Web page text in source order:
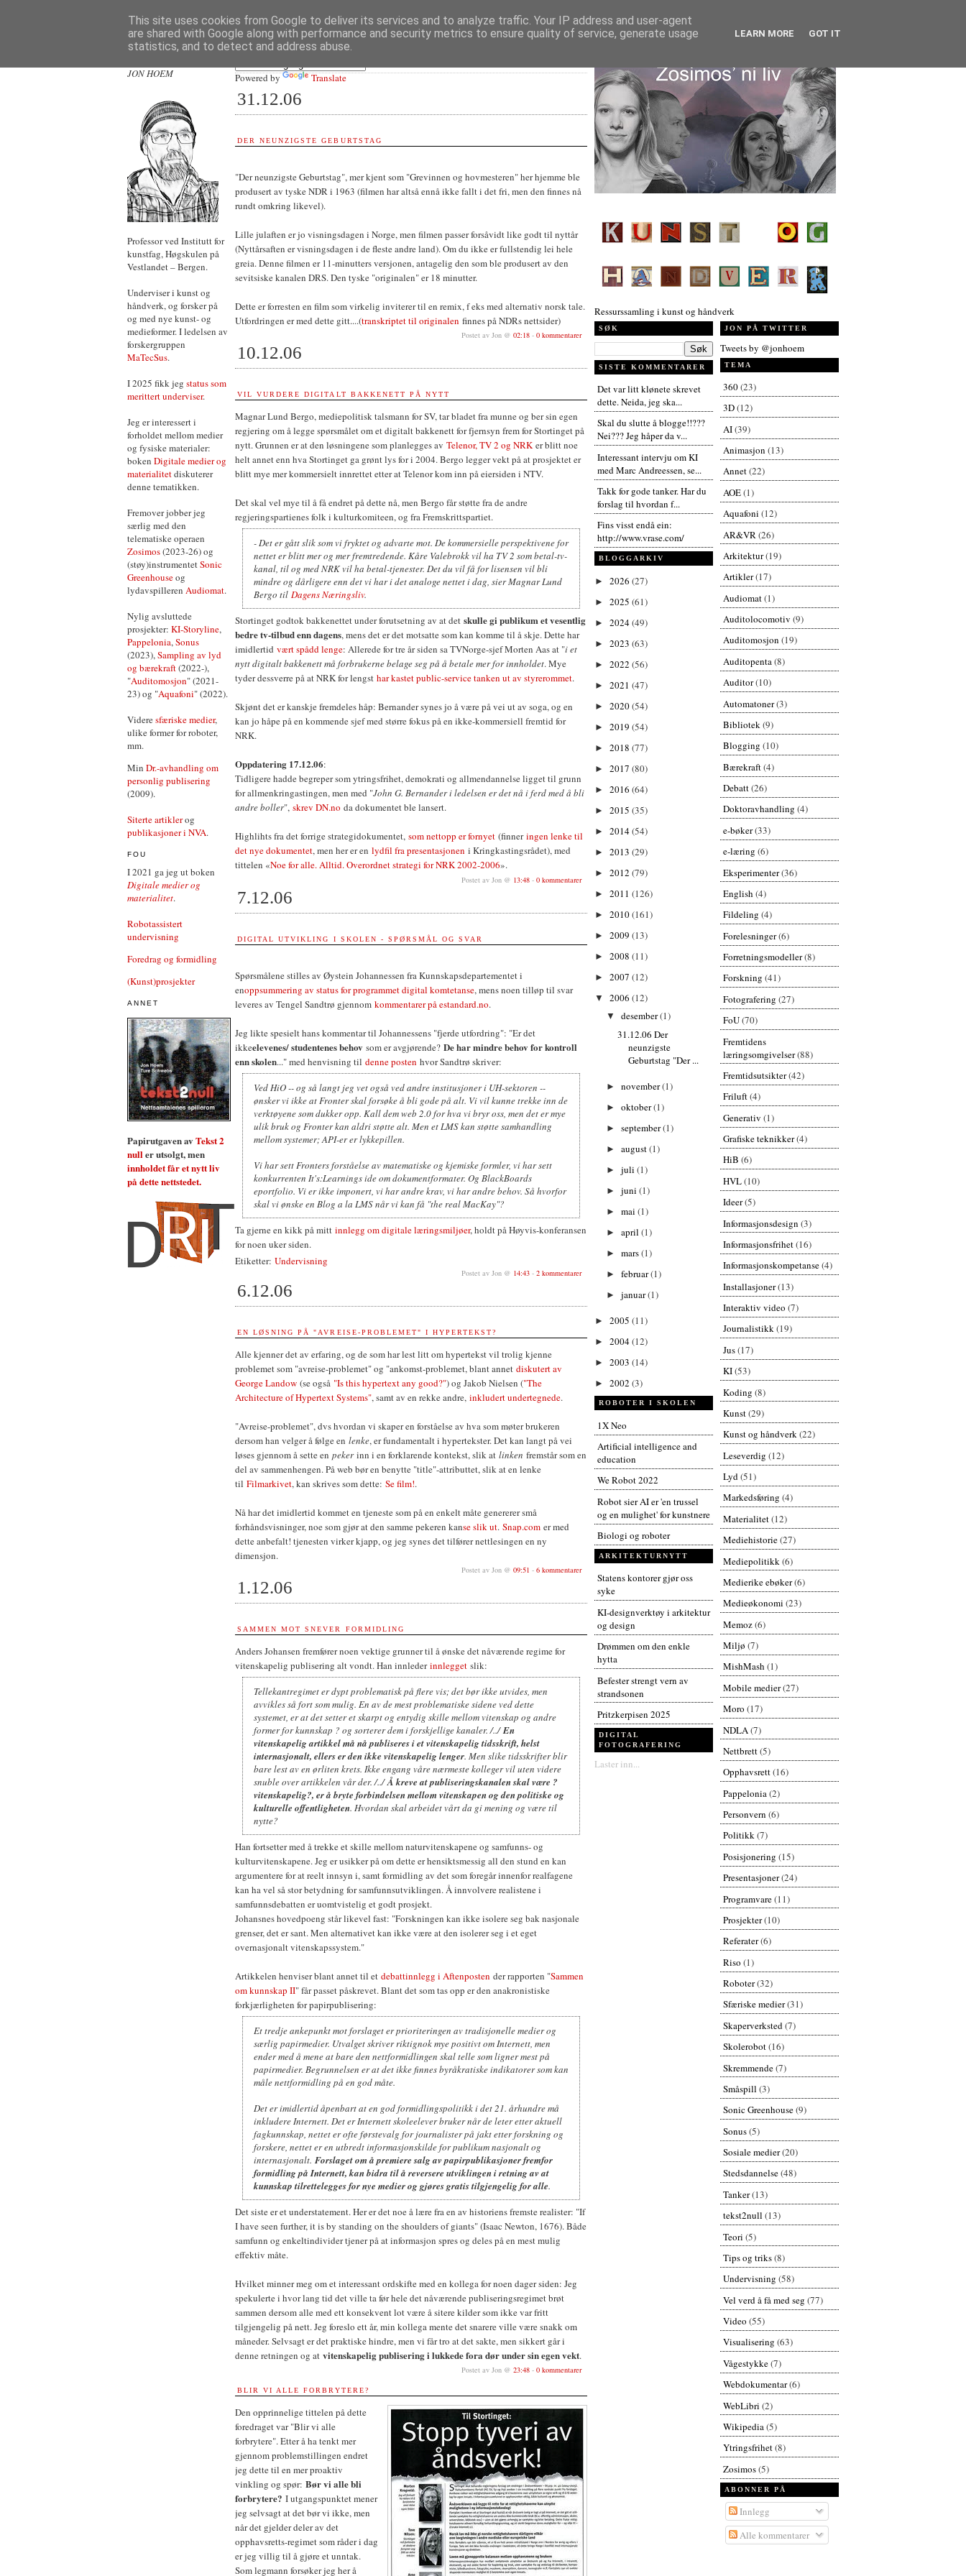
JON HOEM
Professor ved Institutt for
kunstfag, Høgskulen på
Vestlandet – Bergen.
Underviser i kunst og
håndverk, og forsker på
og med nye kunst- og
medieformer. I ledelsen av
forskergruppen
MaTecSus.
I 2025 fikk jeg status som
merittert underviser.
Jeg er interessert i
forholdet mellom medier
og fysiske materialer:
boken Digitale medier og
materialitetdiskuterer
denne tematikken.
Fremover jobber jeg
særlig med den
telematiske operaen
Zosimos(2023-26) og
(støy)instrumentetSonic
Greenhouseog
lydavspilleren Audiomat.
Nylig avsluttede
prosjekter: KI-Storyline,
Pappelonia,Sonus
(2023),Sampling av lyd
og bærekraft(2022-),
"Auditomosjon" (2021-
23) og "Aquafoni" (2022).
Videresfæriske medier,
ulike former for roboter,
mm.
Min Dr.-avhandling om
personlig publisering
(2009).
Siterte artiklerog
publikasjoner i NVA.
FOU
I 2021 ga jeg ut boken
Digitale medier og
materialitet.
Robotassistert
undervisning
Foredrag og formidling
(Kunst)prosjekter
ANNET
Papirutgaven av Tekst 2
nuller utsolgt, men
innholdet får et nytt liv
på dette nettstedet.
Powered by Translate
31.12.06
DER NEUNZIGSTE GEBURTSTAG
"Der neunzigste Geburtstag", mer kjent som "Grevinnen og hovmesteren" her hjemme ble
produsert av tyske NDR i 1963 (filmen har altså ennå ikke fallt i det fri, men den finnes nå
rundt omkring likevel).
Lille julaften er jo visningsdagen i Norge, men filmen passer forsåvidt like godt til nyttår
(Nyttårsaften er visningsdagen i de fleste andre land). Om du ikke er fullstendig lei hele
greia. Denne filmen er 11-minutters versjonen, antagelig den som ble produsert av den
sevitsiske kanalen DRS. Den tyske "originalen" er 18 minutter.
Dette er forresten en film som virkelig inviterer til en remix, f eks med alternativ norsk tale.
Utfordringen er med dette gitt....(transkriptet til originalen finnes på NDRs nettsider)
Postet av Jon @ 02:18 - 0 kommentarer
10.12.06
VIL VURDERE DIGITALT BAKKENETT PÅ NYTT
Magnar Lund Bergo, mediepolitisk talsmann for SV, tar bladet fra munne og ber sin egen
regjering om å legge spørsmålet om et digitalt bakkenett for fjernsyn frem for Stortinget på
nytt. Grunnen er at den løsningene som planlegges av Telenor, TV 2 og NRKer blitt noe
helt annet enn hva Stortinget ga grønt lys for i 2004. Bergo legger vekt på at prosjektet er
blitt mye mer kommersielt innrettet etter at Telenor kom inn på eiersiden i NTV.
Det skal vel mye til å få endret på dette nå, men Bergo får støtte fra de andre
regjeringspartienes folk i kulturkomiteen, og fra Fremskrittspartiet.
- Det er gått slik som vi fryktet og advarte mot. De kommersielle perspektivene for
nettet er blitt mer og mer fremtredende. Kåre Valebrokk vil ha TV 2 som betal-tv-
kanal, til og med NRK vil ha betal-tjenester. Det du vil få for lisensen vil bli
mindre og dårligere enn det vi har i det analoge nettet i dag, sier Magnar Lund
Bergo til Dagens Næringsliv.
Stortinget godtok bakkenettet under forutsetning av at det skulle gi publikum et vesentlig
bedre tv-tilbud enn dagens, mens det er det motsatte som kan komme til å skje. Dette har
imidlertid vært spådd lenge: Allerede for tre år siden sa TVNorge-sjef Morten Aas at "i et
nytt digitalt bakkenett må forbrukerne belage seg på å betale mer for innholdet. Mye
tyder dessverre på at NRK for lengst har kastet public-service tanken ut av styrerommet.
Skjønt det er kanskje fremdeles håp: Bernander synes jo å være på vei ut av soga, og en
kan jo håpe på en kommende sjef med større fokus på en ikke-kommersiell fremtid for
NRK.
Oppdatering 17.12.06:
Tidligere hadde begreper som ytringsfrihet, demokrati og allmendannelse ligget til grunn
for allmenkringastingen, men med "John G. Bernander i ledelsen er det nå i ferd med å bli
andre boller", skrev DN.no da dokumentet ble lansert.
Highlihts fra det forrige strategidokumentet, som nettopp er fornyet (finneringen lenke til
det nye dokumentet, men her er en lydfil fra presentasjonen i Kringkastingsrådet), med
tittelen «Noe for alle. Alltid. Overordnet strategi for NRK 2002-2006».
Postet av Jon @ 13:48 - 0 kommentarer
7.12.06
DIGITAL UTVIKLING I SKOLEN - SPØRSMÅL OG SVAR
Spørsmålene stilles av Øystein Johannessen fra Kunnskapsdepartementet i
enoppsummering av status for programmet digital komtetanse, mens noen tilløp til svar
leveres av Tengel Sandtrø gjennom kommentarer på estandard.no.
Jeg likte spesielt hans kommentar til Johannessens "fjerde utfordring": "Er det
ikkeelevenes/ studentenes behov som er avgjørende? De har mindre behov for kontroll
enn skolen..." med henvisning til denne posten hvor Sandtrø skriver:
Ved HiO -- og så langt jeg vet også ved andre institusjoner i UH-sektoren --
ønsker vi ikke at Fronter skal forsøke å bli gode på alt. Vi vil kunne trekke inn de
verktøyene som dukker opp. Kall dem web 2.0 for hva vi bryr oss, men det er mye
ulik bruk og Fronter kan aldri støtte alt. Men et LMS kan støtte samhandling
mellom systemer; API-er er lykkepillen.
Vi har sett Fronters forståelse av matematiske og kjemiske formler, vi har sett
konkurrenten It's:Learnings ide om dokumentformater. Og BlackBoards
eportfolio. Vi er ikke imponert, vi har andre krav, vi har andre behov. Så hvorfor
skal vi ønske en Blog a la LMS når vi kan få "the real MacKay"?
Ta gjerne en kikk på mitt innlegg om digitale læringsmiljøer, holdt på Høyvis-konferansen
for noen uker siden.
Etiketter: Undervisning
Postet av Jon @ 14:43 - 2 kommentarer
6.12.06
EN LØSNING PÅ "AVREISE-PROBLEMET" I HYPERTEKST?
Alle kjenner det av erfaring, og de som har lest litt om hypertekst vil trolig kjenne
problemet som "avreise-problemet" og "ankomst-problemet, blant annet diskutert av
George Landow (se også "Is this hypertext any good?") og Jakob Nielsen ("The
Architecture of Hypertext Systems", samt av en rekke andre, inkludert undertegnede.
"Avreise-problemet", dvs hvordan vi skaper en forståelse av hva som møter brukeren
dersom han velger å følge en lenke, er fundamentalt i hypertekster. Det kan langt på vei
løses gjennom å sette en pekerinn i en forklarende kontekst, slik at linken fremstår som en
del av sammenhengen. På web bør en benytte "title"-attributtet, slik at en lenke
til Filmarkivet, kan skrives som dette: Se film!.
Nå har det imidlertid kommet en tjeneste som på en enkelt måte genererer små
forhåndsvisninger, noe som gjør at den samme pekeren kanse slik ut. Snap.com er med
dette anbefalt! tjenesten virker kjapp, og jeg synes det tilfører nettlesingen en ny
dimensjon.
Postet av Jon @ 09:51 - 6 kommentarer
1.12.06
SAMMEN MOT SNEVER FORMIDLING
Anders Johansen fremfører noen vektige grunner til å ønske det nåværende regime for
vitenskapelig publisering alt vondt. Han innlederinnlegget slik:
Tellekantregimet er dypt problematisk på flere vis; det bør ikke utvides, men
avvikles så fort som mulig. En av de mest problematiske sidene ved dette
systemet, er at det setter et skarpt og entydig skille mellom vitenskap og andre
former for kunnskap ? og sorterer dem i forskjellige kanaler. /../En
vitenskapelig artikkel må nå publiseres i et vitenskapelig tidsskrift, helst
internasjonalt, ellers er den ikke vitenskapelig lenger. Men slike tidsskrifter blir
bare lest av en ørliten krets. Ikke engang våre nærmeste kolleger vil uten videre
snuble over artikkelen vår der. /../Å kreve at publiseringskanalen skal være ?
vitenskapelig?, er å bryte forbindelsen mellom vitenskapen og den politiske og
kulturelle offentligheten. Hvordan skal arbeidet vårt da gi mening og være til
nytte?
Han fortsetter med å trekke et skille mellom naturvitenskapene og samfunns- og
kulturvitenskapene. Jeg er usikker på om dette er hensiktsmessig all den stund en kan
argumentere for at reelt innsyn i, samt formidling av det som foregår innenfor realfagene
kan ha vel så stor betydning for samfunnsutviklingen. Å innvolvere realistene i
samfunnsdebatten er uomtvistelig et godt prosjekt.
Johansnes hovedpoeng står likevel fast: "Forskningen kan ikke isolere seg bak nasjonale
grenser, det er sant. Men alternativet kan ikke være at den isolerer seg i et eget
overnasjonalt vitenskapssystem."
Artikkelen henviser blant annet til et debattinnlegg i Aftenposten der rapporten "Sammen
om kunnskap II" får passet påskrevet. Blant det som tas opp er den anakronistiske
forkjærligheten for papirpublisering:
Et tredje ankepunkt mot forslaget er prioriteringen av tradisjonelle medier og
særlig papirmedier. Utvalget skriver riktignok mye positivt om Internett, men
ender med å mene at bare den nettformidlingen skal telle som ligner mest på
papirmedier. Begrunnelsen er at det ikke finnes byråkratiske indikatorer som kan
måle nettformidling på en god måte.
Det er imidlertid åpenbart at en god formidlingspolitikk i det 21. århundre må
inkludere Internett. Det er Internett skoleelever bruker når de leter etter aktuell
fagkunnskap, nettet er ofte førstevalg for journalister på jakt etter forskning og
forskere, nettet er en utbredt informasjonskilde for publikum nasjonalt og
internasjonalt. Forslaget om å premiere salg av papirpublikasjoner fremfor
formidling på Internett, kan bidra til å reversere utviklingen i retning av at
kunnskap tilrettelegges for nye medier og gjøres gratis tilgjengelig for alle.
Det siste er et understatement. Her er det noe å lære fra en av historiens fremste realister: "If
I have seen further, it is by standing on the shoulders of giants" (Isaac Newton, 1676). Både
samfunn og enkeltindivider tjener på at informasjon spres og deles på en mest mulig
effektiv måte.
Hvilket minner meg om et interessant ordskifte med en kollega for noen dager siden: Jeg
spekulerte i hvor lang tid det ville ta før hele det nåværende publiseringsregimet brøt
sammen dersom alle med ett konsekvent lot være å sitere kilder som ikke var fritt
tilgjengelig på nett. Jeg foreslo ett år, min kollega mente det snarere ville være snakk om
måneder. Selvsagt er det praktiske hindre, men vi får tro at det sakte, men sikkert går i
denne retningen og at vitenskapelig publisering i lukkede fora dør under sin egen vekt.
Postet av Jon @ 23:48 - 0 kommentarer
BLIR VI ALLE FORBRYTERE?
Den opprinnelige tittelen på dette
foredraget var "Blir vi alle
forbrytere". Etter å ha tenkt mer
gjennom problemstillingen endret
jeg dette til en mer proaktiv
vinkling og spør: Bør vi alle bli
forbrytere? I utgangspunktet mener
jeg selvsagt at det bør vi ikke, men
når det gjelder deler av det
opphavsretts-regimet som råder i dag
er jeg villig til å gjøre et unntak.
Som legmann forsøker jeg her å
Ressurssamling i kunst og håndverk
SØK
SISTE KOMMENTARER
Det var litt klønete skrevet
dette. Neida, jeg ska...
Skal du slutte å blogge!!???
Nei??? Jeg håper da v...
Interessant intervju om KI
med Marc Andreessen, se...
Takk for gode tanker. Har du
forslag til hvordan f...
Fins visst endå ein:
http://www.vrase.com/
BLOGGARKIV
► 2026 (27)
► 2025 (61)
► 2024(49)
► 2023 (63)
► 2022 (56)
► 2021 (47)
► 2020(54)
► 2019 (54)
► 2018 (77)
► 2017 (80)
► 2016 (64)
► 2015 (35)
► 2014(54)
► 2013 (29)
► 2012 (79)
► 2011 (126)
► 2010(161)
► 2009 (13)
► 2008 (11)
► 2007 (12)
▼ 2006 (12)
▼ desember(1)
31.12.06 Der
neunzigste
Geburtstag "Der ...
► november(1)
► oktober(1)
► september(1)
► august(1)
► juli (1)
► juni (1)
► mai (1)
► april (1)
► mars(1)
► februar(1)
► januar(1)
► 2005 (11)
► 2004(12)
► 2003 (14)
► 2002 (3)
ROBOTER I SKOLEN
1X Neo
Artificial intelligence and
education
We Robot 2022
Robot sier AI er 'en trussel
og en mulighet' for kunstnere
Biologi og roboter
ARKITEKTURNYTT
Statens kontorer gjør oss
syke
KI-designverktøy i arkitektur
og design
Drømmen om den enkle
hytta
Befester strengt vern av
strandsonen
Pritzkerpisen 2025
DIGITAL
FOTOGRAFERING
Laster inn...
JON PÅ TWITTER
Tweets by @jonhoem
TEMA
360(23)
3D(12)
AI(39)
Animasjon (13)
Annet(22)
AOE(1)
Aquafoni (12)
AR&VR (26)
Arkitektur(19)
Artikler(17)
Audiomat(1)
Auditolocomotiv (9)
Auditomosjon (19)
Auditopenta(8)
Auditor(10)
Automatoner(3)
Bibliotek(9)
Blogging (10)
Bærekraft(4)
Debatt(26)
Doktoravhandling (4)
e-bøker(33)
e-læring (6)
Eksperimenter(36)
English (4)
Fildeling (4)
Forelesninger(6)
Forretningsmodeller(8)
Forskning (41)
Fotografering (27)
FoU(70)
Fremtidens
læringsomgivelser(88)
Fremtidsutsikter(42)
Friluft(4)
Generativ (1)
Grafiske teknikker(4)
HiB (6)
HVL(10)
Ideer(5)
Informasjonsdesign (3)
Informasjonsfrihet(16)
Informasjonskompetanse(4)
Installasjoner(13)
Interaktiv video (7)
Journalistikk(19)
Jus(17)
KI(53)
Koding (8)
Kunst(29)
Kunst og håndverk(22)
Leseverdig (12)
Lyd(51)
Markedsføring (4)
Materialitet(12)
Mediehistorie(27)
Mediepolitikk (6)
Medierike ebøker(6)
Medieøkonomi (23)
Memoz(6)
Miljø (7)
MishMash (1)
Mobile medier(27)
Moro (17)
NDLA (7)
Nettbrett(5)
Opphavsrett(16)
Pappelonia(2)
Personvern (6)
Politikk(7)
Posisjonering (15)
Presentasjoner(24)
Programvare(11)
Prosjekter(10)
Referater(6)
Riso (1)
Roboter(32)
Sfæriske medier(31)
Skaperverksted(7)
Skolerobot(16)
Skremmende(7)
Småspill (3)
Sonic Greenhouse(9)
Sonus(5)
Sosiale medier(20)
Stedsdannelse(48)
Tanker(13)
tekst2null (13)
Teori (5)
Tips og triks(8)
Undervisning (58)
Vel verd å få med seg (77)
Video (55)
Visualisering (63)
Vågestykke(7)
Webdokumentar(6)
WebLibri (2)
Wikipedia(5)
Ytringsfrihet(8)
Zosimos(5)
ABONNER PÅ
Innlegg
Alle kommentarer
This site uses cookies from Google to deliver its services and to analyze traffic. Your IP address and user-agent
are shared with Google along with performance and security metrics to ensure quality of service, generate usage
statistics, and to detect and address abuse.
LEARN MORE GOT IT